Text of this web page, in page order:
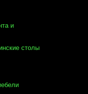
и
столы